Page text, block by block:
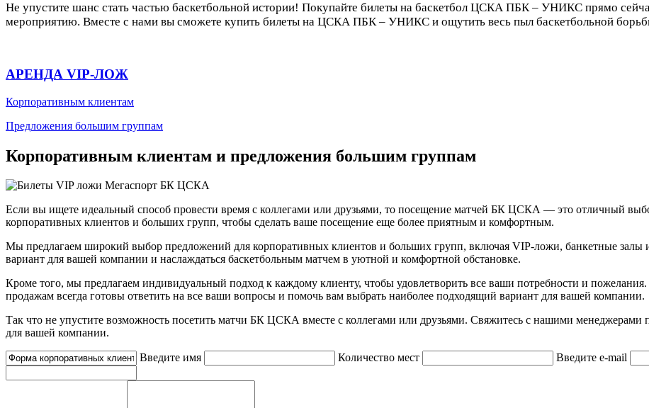
Не упустите шанс стать частью баскетбольной истории! Покупайте билеты на баскетбол ЦСКА ПБК – УНИКС прямо
мероприятию. Вместе с нами вы сможете купить билеты на ЦСКА ПБК – УНИКС и ощутить весь пыл баскетбольной
АРЕНДА VIP-ЛОЖ
Корпоративным клиентам
Предложения большим группам
Корпоративным клиентам и предложения большим группам
Если вы ищете идеальный способ провести время с коллегами или друзьями, то посещение матчей БК ЦСКА — это отличный
корпоративных клиентов и больших групп, чтобы сделать ваше посещение еще более приятным и комфортным.
Мы предлагаем широкий выбор предложений для корпоративных клиентов и больших групп, включая VIP-ложи, банкетные залы
вариант для вашей компании и наслаждаться баскетбольным матчем в уютной и комфортной обстановке.
Кроме того, мы предлагаем индивидуальный подход к каждому клиенту, чтобы удовлетворить все ваши потребности и
продажам всегда готовы ответить на все ваши вопросы и помочь вам выбрать наиболее подходящий вариант для вашей компании.
Так что не упустите возможность посетить матчи БК ЦСКА вместе с коллегами или друзьями. Свяжитесь с нашими
для вашей компании.
Введите имя Количество мест Введите e-mail